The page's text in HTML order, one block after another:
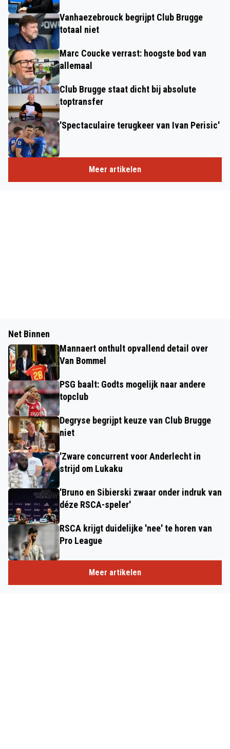
Vanhaezebrouck begrijpt Club Brugge
totaal niet
Marc Coucke verrast: hoogste bod van
allemaal
Club Brugge staat dicht bij absolute
toptransfer
'Spectaculaire terugkeer van Ivan Perisic'
Meer artikelen
Net Binnen
Mannaert onthult opvallend detail over
Van Bommel
PSG baalt: Godts mogelijk naar andere
topclub
Degryse begrijpt keuze van Club Brugge
niet
'Zware concurrent voor Anderlecht in
strijd om Lukaku
'Bruno en Sibierski zwaar onder indruk van
déze RSCA-speler'
RSCA krijgt duidelijke 'nee' te horen van
Pro League
Meer artikelen